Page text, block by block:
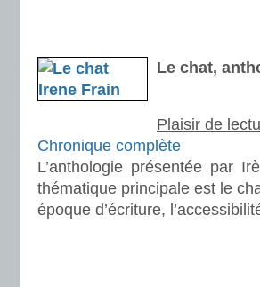
Le chat,
Plaisir de
Chronique complète
L’anthologie présentée par
thématique principale est le
époque d’écriture,